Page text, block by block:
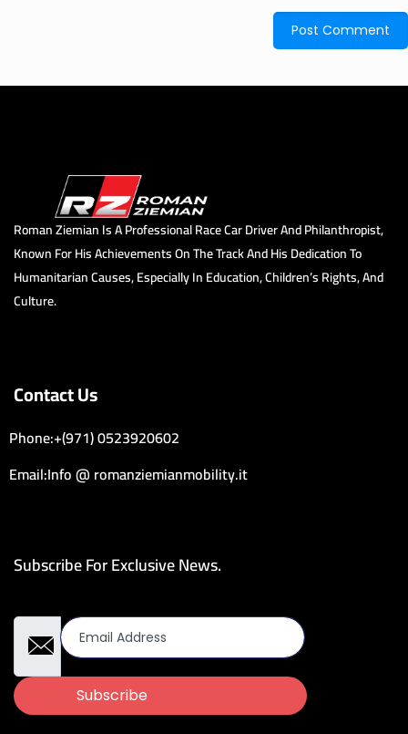
Roman Ziemian Is A Professional Race Car Driver And Philanthropist,
Known For His Achievements On The Track And His Dedication To
Humanitarian Causes, Especially In Education, Children’s Rights, And
Culture.
Contact Us
Phone:+(971) 0523920602
Email:Info @ romanziemianmobility.it
Subscribe For Exclusive News.
Subscribe